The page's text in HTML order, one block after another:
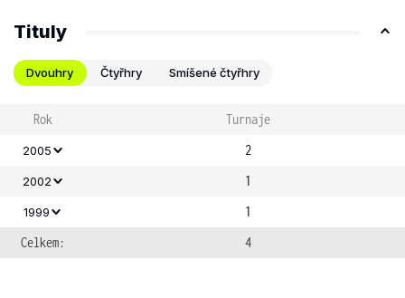
Tituly
Dvouhry Čtyřhry Smíšené čtyřhry
Rok Turnaje
2005 2
2002 1
1999
1
Celkem:
4